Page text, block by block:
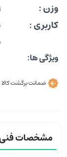
وزن : 1
کاربری :
ویژگی ها:
ضمانت برگشت کالا
مشخصات